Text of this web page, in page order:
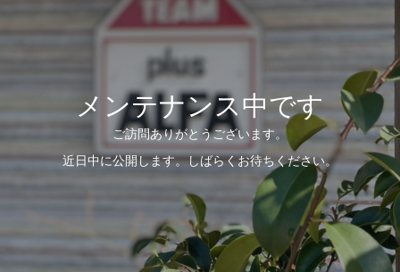
メンテナンス中です
ご訪問ありがとうございます。
近日中に公開します。しばらくお待ちください。